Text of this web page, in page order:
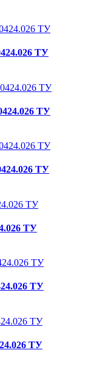
ТУ
ТУ
ТУ
ТУ
ТУ
ТУ